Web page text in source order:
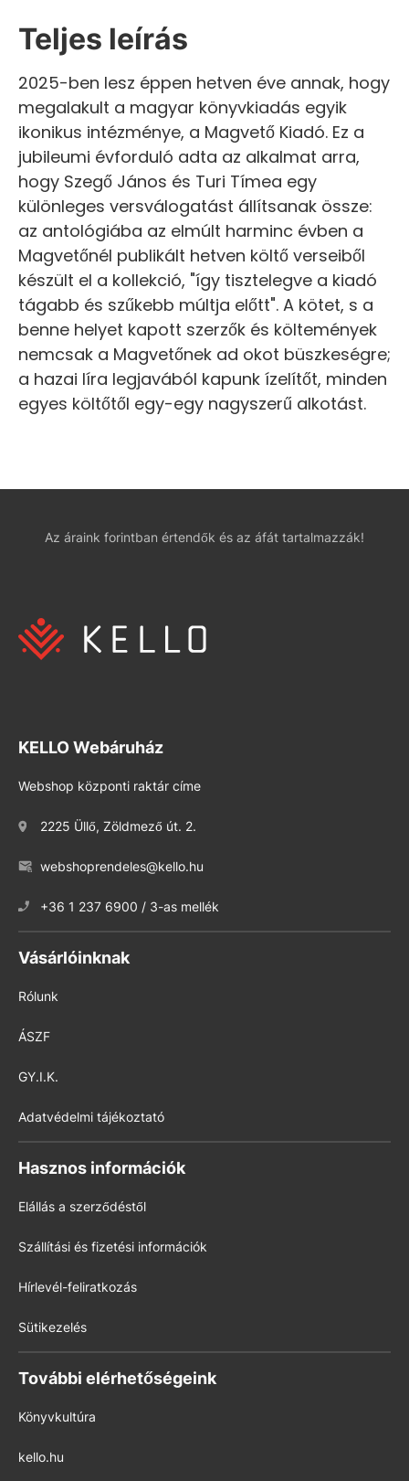
Teljes leírás
2025-ben lesz éppen hetven éve annak, hogy
megalakult a magyar könyvkiadás egyik
ikonikus intézménye, a Magvető Kiadó. Ez a
jubileumi évforduló adta az alkalmat arra,
hogy Szegő János és Turi Tímea egy
különleges versválogatást állítsanak össze:
az antológiába az elmúlt harminc évben a
Magvetőnél publikált hetven költő verseiből
készült el a kollekció, "így tisztelegve a kiadó
tágabb és szűkebb múltja előtt". A kötet, s a
benne helyet kapott szerzők és költemények
nemcsak a Magvetőnek ad okot büszkeségre;
a hazai líra legjavából kapunk ízelítőt, minden
egyes költőtől egy-egy nagyszerű alkotást.
Az áraink forintban értendők és az áfát tartalmazzák!
KELLO Webáruház
Webshop központi raktár címe
2225 Üllő, Zöldmező út. 2.
webshoprendeles@kello.hu
+36 1 237 6900 / 3-as mellék
Vásárlóinknak
Rólunk
ÁSZF
GY.I.K.
Adatvédelmi tájékoztató
Hasznos információk
Elállás a szerződéstől
Szállítási és fizetési információk
Hírlevél-feliratkozás
Sütikezelés
További elérhetőségeink
Könyvkultúra
kello.hu